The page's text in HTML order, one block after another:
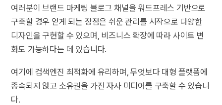
여러분이 브랜드 마케팅 블로그 채널을 워드프레스 기반으로
구축할 경우 얻게 되는 장점은 쉬운 관리를 시작으로 다양한
디자인을 구현할 수 있으며, 비즈니스 확장에 따라 사이트 변
화도 가능하다는 데 있습니다.
여기에 검색엔진 최적화에 유리하며, 무엇보다 대형 플랫폼에
종속되지 않고 소유권을 가진 자사 미디어를 구축할 수 있습니
다.